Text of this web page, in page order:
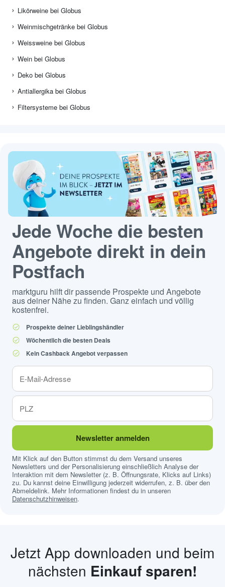
Likörweine bei Globus
Weinmischgetränke bei Globus
Weissweine bei Globus
Wein bei Globus
Deko bei Globus
Antiallergika bei Globus
Filtersysteme bei Globus
Jede Woche die besten
Angebote direkt in dein
Postfach
marktguru hilft dir passende Prospekte und Angebote
aus deiner Nähe zu finden. Ganz einfach und völlig
kostenfrei.
Prospekte deiner Lieblingshändler
Wöchentlich die besten Deals
Kein Cashback Angebot verpassen
Newsletter anmelden
Mit Klick auf den Button stimmst du dem Versand unseres
Newsletters und der Personalisierung einschließlich Analyse der
Interaktion mit dem Newsletter (z. B. Öffnungsrate, Klicks auf Links)
zu. Du kannst deine Einwilligung jederzeit widerrufen, z. B. über den
Abmeldelink. Mehr Informationen findest du in unseren
Datenschutzhinweisen.
Jetzt App downloaden und beim
nächsten Einkauf sparen!